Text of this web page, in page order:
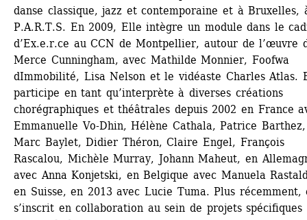
danse classique, jazz et contemporaine et à Bruxelles,
P.A.R.T.S. En 2009, Elle intègre un module dans le
d’Ex.e.r.ce au CCN de Montpellier, autour de l’œuvre
Merce Cunningham, avec Mathilde Monnier, Foofwa
dImmobilité, Lisa Nelson et le vidéaste Charles Atlas.
participe en tant qu’interprète à diverses créations
chorégraphiques et théâtrales depuis 2002 en France
Emmanuelle Vo-Dhin, Hélène Cathala, Patrice Barthez,
Marc Baylet, Didier Théron, Claire Engel, François
Rascalou, Michèle Murray, Johann Maheut, en
avec Anna Konjetski, en Belgique avec Manuela
en Suisse, en 2013 avec Lucie Tuma. Plus
s’inscrit en collaboration au sein de projets spécifiques